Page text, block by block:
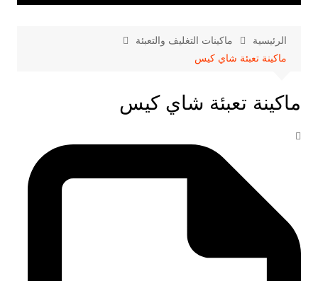
الرئيسية
ماكينات التغليف والتعبئة
ماكينة تعبئة شاي كيس
ماكينة تعبئة شاي كيس